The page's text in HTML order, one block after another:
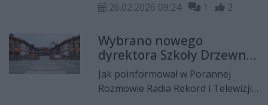
województwa mazowieckiego.
26.02.2026 09:24 1 2
Wybrano nowego
dyrektora Szkoły Drzewnej
w Garbatce-Letnisku!
Jak poinformował w Porannej
Rozmowie Radia Rekord i Telewizji